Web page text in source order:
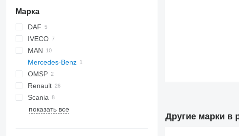
Марка
DAF
CF
LF
Cargo
IVECO
EuroCargo
T-series
MAN
TGA
TGM
TGS
Mercedes-Benz
Axor
Axor 2533
OMSP
Renault
D Wide
Midlum
Scania
P-series
FH
показать все
Другие марки в